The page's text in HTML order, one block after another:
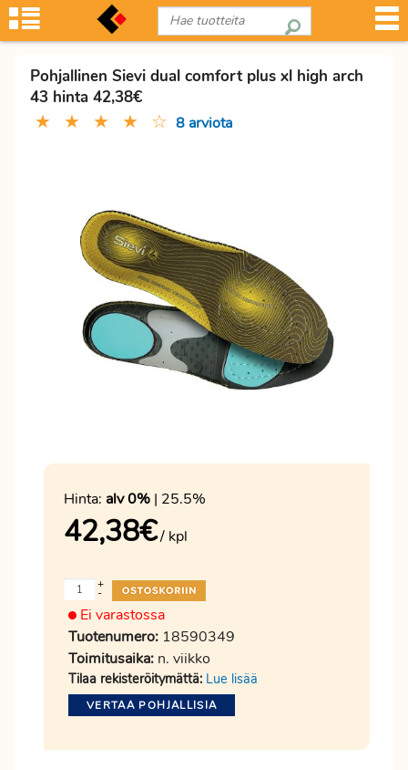
Pohjallinen Sievi dual comfort plus xl high arch
43 hinta 42,38€
★ ★ ★ ★ ☆ 8 arviota
Hinta: alv 0% | 25.5%
42,38€/ kpl
-
+
Ei varastossa
Tuotenumero: 18590349
Toimitusaika: n. viikko
Tilaa rekisteröitymättä: Lue lisää
VERTAA POHJALLISIA